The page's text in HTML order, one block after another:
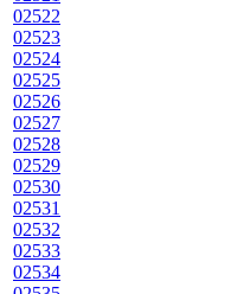
02522
02523
02524
02525
02526
02527
02528
02529
02530
02531
02532
02533
02534